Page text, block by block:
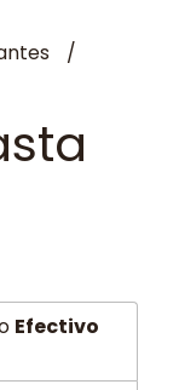
Efectivo